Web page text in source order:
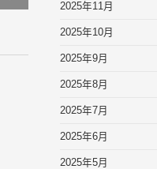
2025年11月
2025年10月
2025年9月
2025年8月
2025年7月
2025年6月
2025年5月